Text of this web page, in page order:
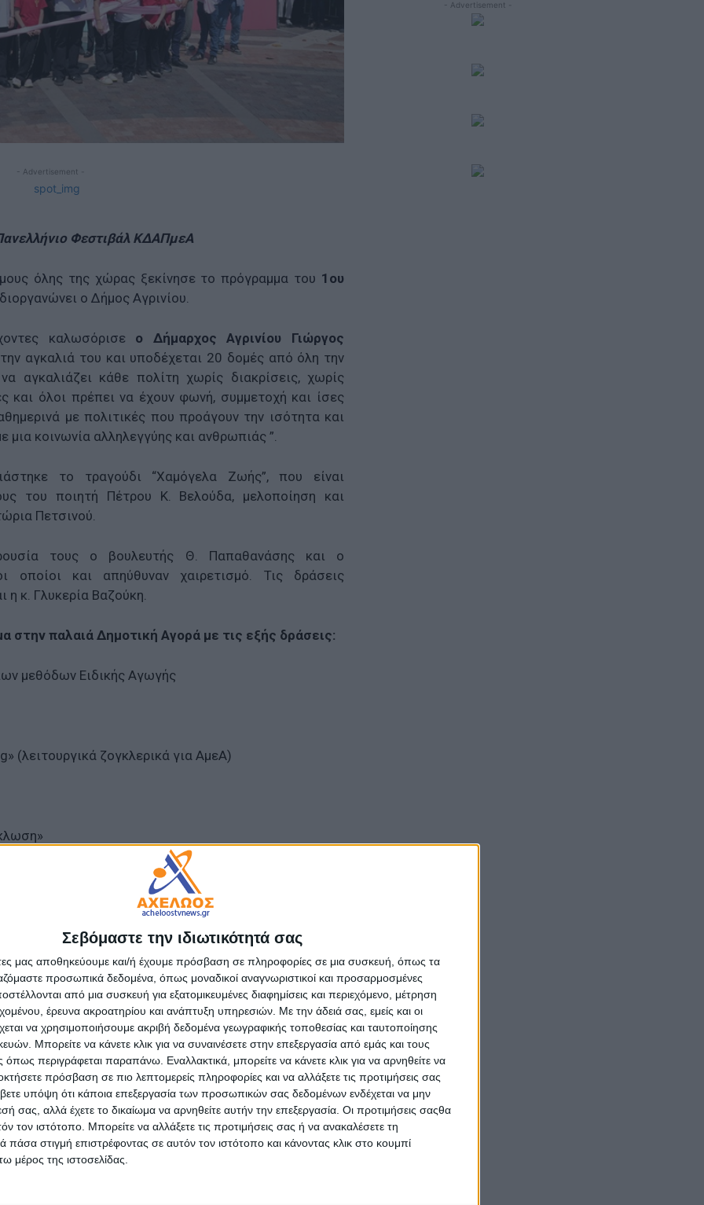
Σεβόμαστε την ιδιωτικότητά σας
μας αποθηκεύουμε και/ή έχουμε πρόσβαση σε πληροφορίες σε μια συσκευή, όπως τα
προσωπικά δεδομένα, όπως μοναδικοί αναγνωριστικοί και προσαρμοσμένες
από μια συσκευή για εξατομικευμένες διαφημίσεις και περιεχόμενο, μέτρηση
έρευνα ακροατηρίου και ανάπτυξη υπηρεσιών. Με την άδειά σας, εμείς και οι
να χρησιμοποιήσουμε ακριβή δεδομένα γεωγραφικής τοποθεσίας και ταυτοποίησης
Μπορείτε να κάνετε κλικ για να συναινέσετε στην επεξεργασία από εμάς και τους
περιγράφεται παραπάνω. Εναλλακτικά, μπορείτε να κάνετε κλικ για να αρνηθείτε να
πρόσβαση σε πιο λεπτομερείς πληροφορίες και να αλλάξετε τις προτιμήσεις σας
υπόψη ότι κάποια επεξεργασία των προσωπικών σας δεδομένων ενδέχεται να μην
σας, αλλά έχετε το δικαίωμα να αρνηθείτε αυτήν την επεξεργασία. Οι προτιμήσεις σαςθα
τον ιστότοπο. Μπορείτε να αλλάξετε τις προτιμήσεις σας ή να ανακαλέσετε τη
στιγμή επιστρέφοντας σε αυτόν τον ιστότοπο και κάνοντας κλικ στο κουμπί
μέρος της ιστοσελίδας.
- Advertisement -
Φεστιβάλ ΚΔΑΠμεΑ
όλης της χώρας ξεκίνησε το πρόγραμμα του 1ου
ο Δήμος Αγρινίου.
καλωσόρισε ο Δήμαρχος Αγρινίου Γιώργος
την αγκαλιά του και υποδέχεται 20 δομές από όλη την
αγκαλιάζει κάθε πολίτη χωρίς διακρίσεις, χωρίς
και όλοι πρέπει να έχουν φωνή, συμμετοχή και ίσες
με πολιτικές που προάγουν την ισότητα και
κοινωνία αλληλεγγύης και ανθρωπιάς ”.
το τραγούδι “Χαμόγελα Ζωής”, που είναι
του ποιητή Πέτρου Κ. Βελούδα, μελοποίηση και
Πετσινού.
τους ο βουλευτής Θ. Παπαθανάσης και ο
οποίοι και απηύθυναν χαιρετισμό. Τις δράσεις
η κ. Γλυκερία Βαζούκη.
στην παλαιά Δημοτική Αγορά με τις εξής δράσεις:
μεθόδων Ειδικής Αγωγής
(λειτουργικά ζογκλερικά για ΑμεΑ)
για ΑμεΑ
σκουφίτσα»
συμπερίληψης
2ου ΕΠΑΛ Αγρινίου
φυσικά υλικά
Κορίνθου «Αμπάριζα»
αναπτύσσει εγκεφαλικές συνάψεις σε παιδιά
δυσκολίες και αναπηρία.
- Advertisement -